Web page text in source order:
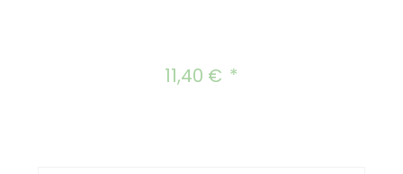
Regulärer Preis:
11,40 €